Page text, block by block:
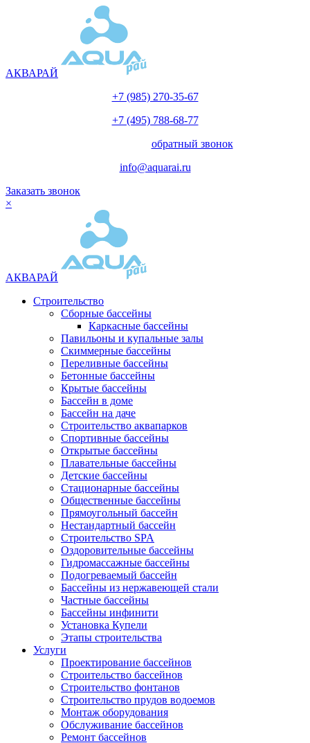
АКВАРАЙ
+7 (985) 270-35-67
+7 (495) 788-68-77
обратный звонок
info@aquarai.ru
Заказать звонок
×
АКВАРАЙ
Строительство
Сборные бассейны
Каркасные бассейны
Павильоны и купальные залы
Скиммерные бассейны
Переливные бассейны
Бетонные бассейны
Крытые бассейны
Бассейн в доме
Бассейн на даче
Строительство аквапарков
Спортивные бассейны
Открытые бассейны
Плавательные бассейны
Детские бассейны
Стационарные бассейны
Общественные бассейны
Прямоугольный бассейн
Нестандартный бассейн
Строительство SPA
Оздоровительные бассейны
Гидромассажные бассейны
Подогреваемый бассейн
Бассейны из нержавеющей стали
Частные бассейны
Бассейны инфинити
Установка Купели
Этапы строительства
Услуги
Проектирование бассейнов
Строительство бассейнов
Строительство фонтанов
Строительство прудов водоемов
Монтаж оборудования
Обслуживание бассейнов
Ремонт бассейнов